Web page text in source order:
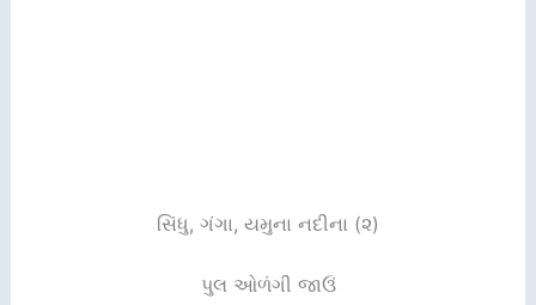
સિંધુ, ગંગા, યમુના નદીના (૨)
પુલ ઓળંગી જાઉં